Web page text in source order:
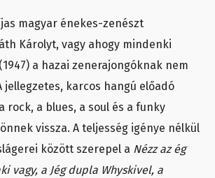
magyar énekes-zenészt
Károlyt, vagy ahogy mindenki
a hazai zenerajongóknak nem
jellegzetes, karcos hangú előadó
rock, a blues, a soul és a funky
vissza. A teljesség igénye nélkül
között szerepel a Nézz az ég
vagy, a Jég dupla Whyskivel, a